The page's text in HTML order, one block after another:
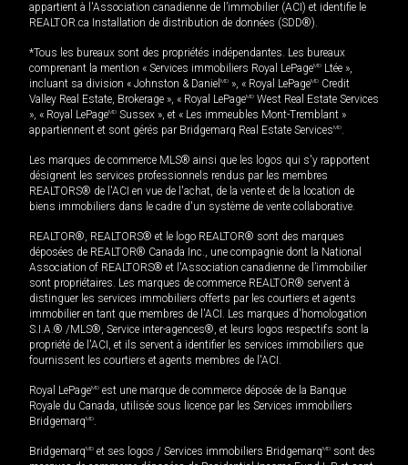
appartient à l'Association canadienne de l’immobilier (ACI) et identifie le
REALTOR.ca Installation de distribution de données (SDD®).
*Tous les bureaux sont des propriétés indépendantes. Les bureaux
comprenant la mention « Services immobiliers Royal LePageMD Ltée »,
incluant sa division « Johnston & Daniel MD », « Royal LePageMD Credit
Valley Real Estate, Brokerage », « Royal LePageMD West Real Estate Services
», « Royal LePageMD Sussex », et « Les immeubles Mont-Tremblant »
appartiennent et sont gérés par Bridgemarq Real Estate ServicesMD.
Les marques de commerce MLS® ainsi que les logos qui s'y rapportent
désignent les services professionnels rendus par les membres
REALTORS® de l'ACI en vue de l'achat, de la vente et de la location de
biens immobiliers dans le cadre d'un système de vente collaborative.
REALTOR®, REALTORS® et le logo REALTOR® sont des marques
déposées de REALTOR® Canada Inc., une compagnie dont la National
Association of REALTORS® et l'Association canadienne de l’immobilier
sont propriétaires. Les marques de commerce REALTOR® servent à
distinguer les services immobiliers offerts par les courtiers et agents
immobilier en tant que membres de l'ACI. Les marques d'homologation
S.I.A.® /MLS®, Service inter-agences®, et leurs logos respectifs sont la
propriété de l'ACI, et ils servent à identifier les services immobiliers que
fournissent les courtiers et agents membres de l'ACI.
Royal LePageMD est une marque de commerce déposée de la Banque
Royale du Canada, utilisée sous licence par les Services immobiliers
BridgemarqMD.
BridgemarqMD et ses logos / Services immobiliers BridgemarqMD sont des